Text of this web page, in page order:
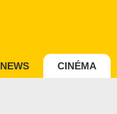
NEWS CINÉMA